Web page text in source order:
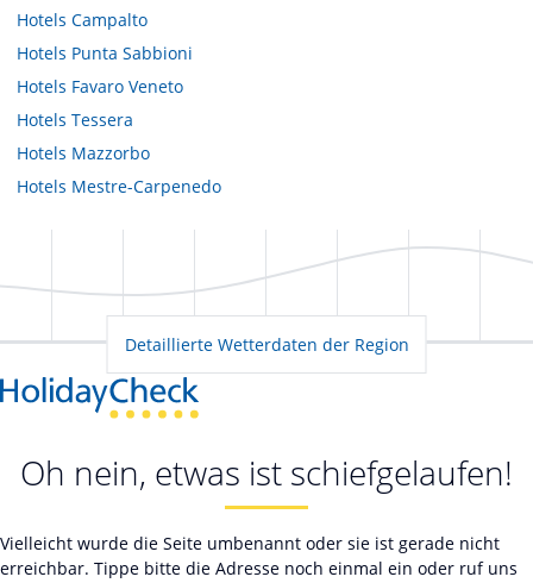
Hotels Campalto
Hotels Punta Sabbioni
Hotels Favaro Veneto
Hotels Tessera
Hotels Mazzorbo
Hotels Mestre-Carpenedo
Detaillierte Wetterdaten der Region
Oh nein, etwas ist schiefgelaufen!
Vielleicht wurde die Seite umbenannt oder sie ist gerade nicht
erreichbar. Tippe bitte die Adresse noch einmal ein oder ruf uns